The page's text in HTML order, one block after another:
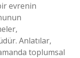
evrenin
Anlatılar,
toplumsal